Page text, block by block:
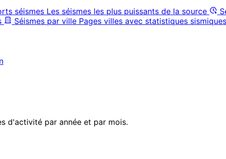
séismes Les séismes les plus puissants de la source
Séismes par ville Pages villes avec statistiques
d'activité par année et par mois.